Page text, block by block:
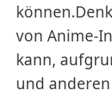
von Anime-
kann,
und